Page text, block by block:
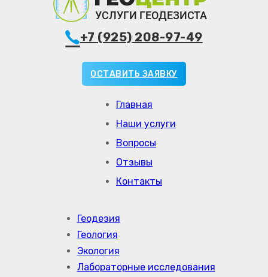
Главная
Наши услуги
Вопросы
Отзывы
Контакты
Геодезия
Геология
Экология
Лабораторные исследования
+7 (925) 208-97-49
ОСТАВИТЬ ЗАЯВКУ